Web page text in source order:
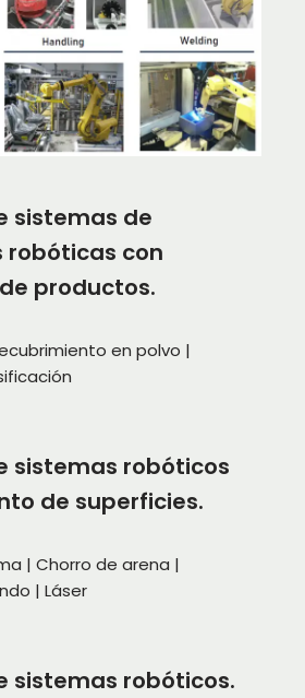
sistemas de
robóticas con
productos.
en polvo |
sistemas robóticos
de superficies.
| Chorro de arena |
| Láser
sistemas robóticos.